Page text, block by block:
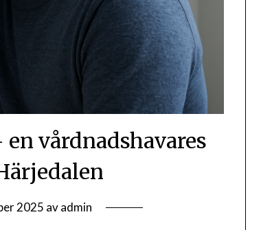
vårdnadshavares
2025 avadmin